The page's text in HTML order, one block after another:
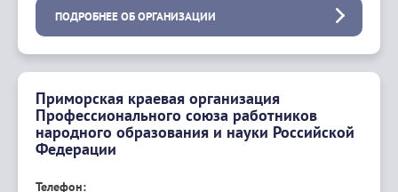
ПОДРОБНЕЕ ОБ ОРГАНИЗАЦИИ
Приморская краевая организация
Профессионального союза работников
народного образования и науки Российской
Федерации
Телефон: